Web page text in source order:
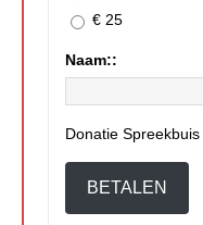
€ 25
Naam::
Donatie Spreekbuis
BETALEN